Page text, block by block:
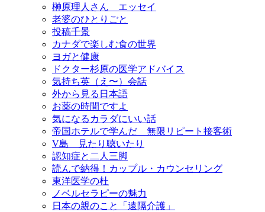
榊原理人さん エッセイ
老婆のひとりごと
投稿千景
カナダで楽しむ食の世界
ヨガと健康
ドクター杉原の医学アドバイス
気持ち英（え〜）会話
外から見る日本語
お薬の時間ですよ
気になるカラダにいい話
帝国ホテルで学んだ 無限リピート接客術
V島 見たり聴いたり
認知症と二人三脚
読んで納得！カップル・カウンセリング
東洋医学の杜
ノベルセラピーの魅力
日本の親のこと「遠隔介護」